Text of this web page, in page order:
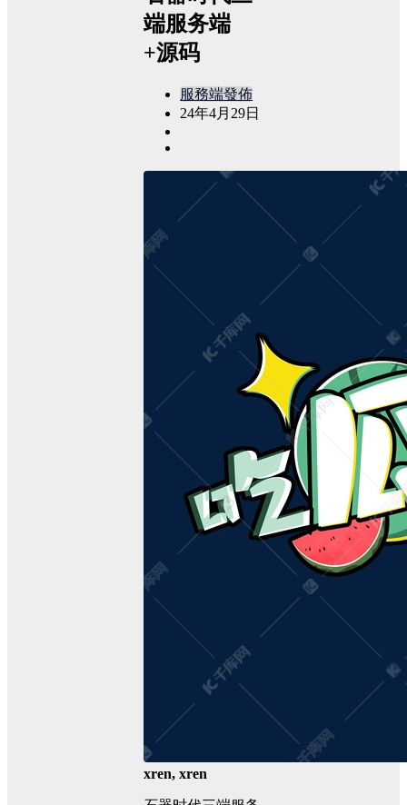
端服务端
+源码
服務端發佈
24年4月29日
xren, xren